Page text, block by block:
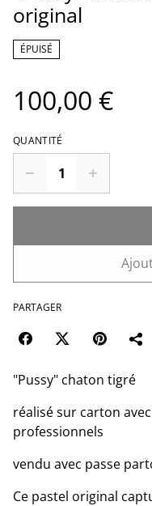
original
ÉPUISÉ
100,00 €
QUANTITÉ
PARTAGER
"Pussy" chaton tigré
réalisé sur carton
professionnels
vendu avec passe
Ce pastel original